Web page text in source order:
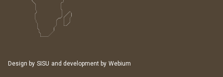
Design by SISU and development by Webium